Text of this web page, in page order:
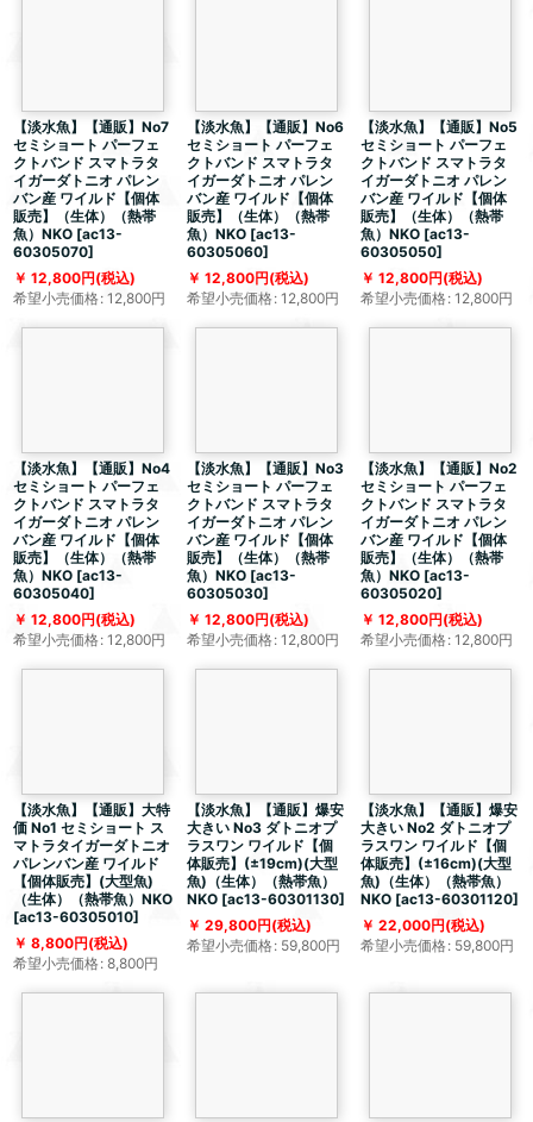
【淡水魚】【通販】No7
セミショート パーフェ
クトバンド スマトラタ
イガーダトニオ パレン
バン産 ワイルド【個体
販売】（生体）（熱帯
魚）NKO [ac13-
60305070]
12,800円(税込)
希望小売価格: 12,800円
【淡水魚】【通販】No6
セミショート パーフェ
クトバンド スマトラタ
イガーダトニオ パレン
バン産 ワイルド【個体
販売】（生体）（熱帯
魚）NKO [ac13-
60305060]
12,800円(税込)
希望小売価格: 12,800円
【淡水魚】【通販】No5
セミショート パーフェ
クトバンド スマトラタ
イガーダトニオ パレン
バン産 ワイルド【個体
販売】（生体）（熱帯
魚）NKO [ac13-
60305050]
12,800円(税込)
希望小売価格: 12,800円
【淡水魚】【通販】No4
セミショート パーフェ
クトバンド スマトラタ
イガーダトニオ パレン
バン産 ワイルド【個体
販売】（生体）（熱帯
魚）NKO [ac13-
60305040]
12,800円(税込)
希望小売価格: 12,800円
【淡水魚】【通販】No3
セミショート パーフェ
クトバンド スマトラタ
イガーダトニオ パレン
バン産 ワイルド【個体
販売】（生体）（熱帯
魚）NKO [ac13-
60305030]
12,800円(税込)
希望小売価格: 12,800円
【淡水魚】【通販】No2
セミショート パーフェ
クトバンド スマトラタ
イガーダトニオ パレン
バン産 ワイルド【個体
販売】（生体）（熱帯
魚）NKO [ac13-
60305020]
12,800円(税込)
希望小売価格: 12,800円
【淡水魚】【通販】大特
価 No1 セミショート ス
マトラタイガーダトニオ
パレンバン産 ワイルド
【個体販売】(大型魚)
（生体）（熱帯魚）NKO
[ac13-60305010]
8,800円(税込)
希望小売価格: 8,800円
【淡水魚】【通販】爆安
大きい No3 ダトニオプ
ラスワン ワイルド【個
体販売】(±19cm)(大型
魚)（生体）（熱帯魚）
NKO [ac13-60301130]
29,800円(税込)
希望小売価格: 59,800円
【淡水魚】【通販】爆安
大きい No2 ダトニオプ
ラスワン ワイルド【個
体販売】(±16cm)(大型
魚)（生体）（熱帯魚）
NKO [ac13-60301120]
22,000円(税込)
希望小売価格: 59,800円